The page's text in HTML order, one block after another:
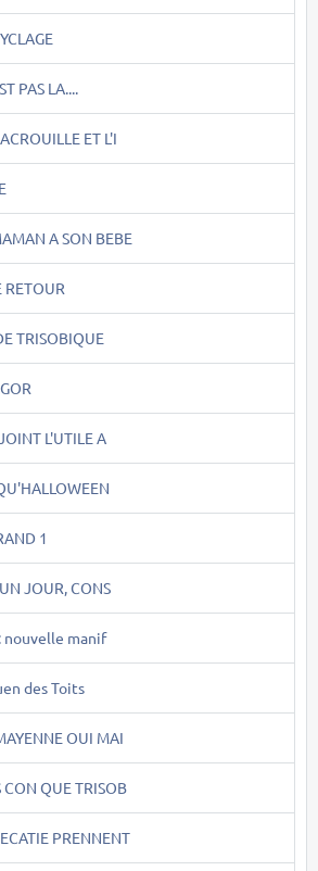
PAS LA....
ET L'I
A SON BEBE
RETOUR
TRISOBIQUE
L'UTILE A
1
JOUR, CONS
nouvelle manif
des Toits
OUI MAI
CON QUE TRISOB
PRENNENT